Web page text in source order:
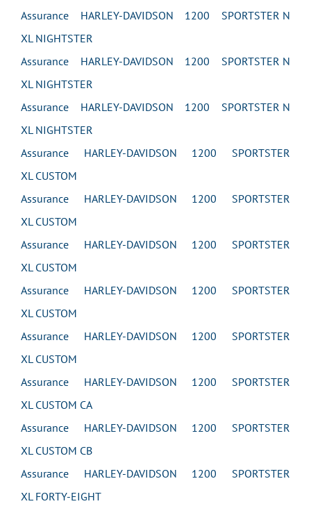
Assurance HARLEY-DAVIDSON 1200 SPORTSTER N
XL NIGHTSTER
Assurance HARLEY-DAVIDSON 1200 SPORTSTER N
XL NIGHTSTER
Assurance HARLEY-DAVIDSON 1200 SPORTSTER N
XL NIGHTSTER
Assurance HARLEY-DAVIDSON 1200 SPORTSTER
XL CUSTOM
Assurance HARLEY-DAVIDSON 1200 SPORTSTER
XL CUSTOM
Assurance HARLEY-DAVIDSON 1200 SPORTSTER
XL CUSTOM
Assurance HARLEY-DAVIDSON 1200 SPORTSTER
XL CUSTOM
Assurance HARLEY-DAVIDSON 1200 SPORTSTER
XL CUSTOM
Assurance HARLEY-DAVIDSON 1200 SPORTSTER
XL CUSTOM CA
Assurance HARLEY-DAVIDSON 1200 SPORTSTER
XL CUSTOM CB
Assurance HARLEY-DAVIDSON 1200 SPORTSTER
XL FORTY-EIGHT